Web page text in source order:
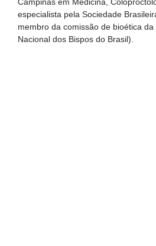
especialista pela Sociedade
membro da comissão de bioética
Nacional dos Bispos do Brasil).